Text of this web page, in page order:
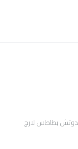
بطاطس لارج